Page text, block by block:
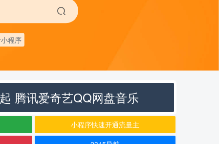
程序
腾讯爱奇艺QQ网盘音乐
小程序快速开通流量主